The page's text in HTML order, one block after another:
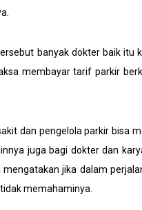
banyak dokter baik itu
membayar tarif parkir
dan pengelola parkir bisa
juga bagi dokter dan
jika dalam
memahaminya.